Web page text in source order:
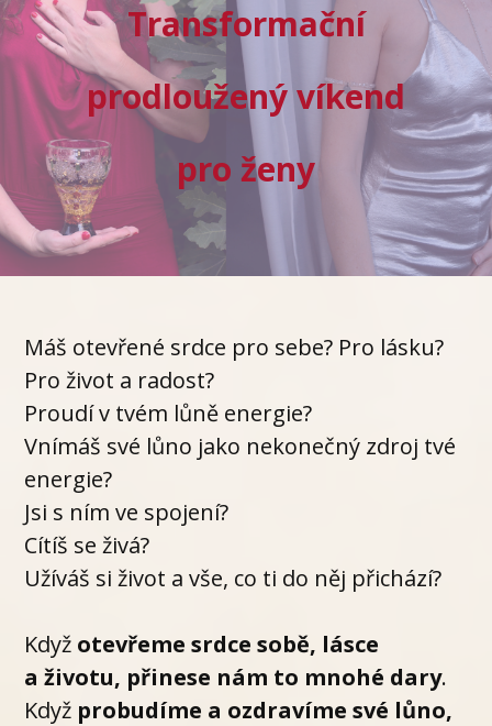
Transformační
prodloužený víkend
pro ženy
Máš otevřené srdce pro sebe? Pro lásku?
Pro život a radost?
Proudí v tvém lůně energie?
Vnímáš své lůno jako nekonečný zdroj tvé
energie?
Jsi s ním ve spojení?
Cítíš se živá?
Užíváš si život a vše, co ti do něj přichází?
Když otevřeme srdce sobě, lásce
a životu, přinese nám to mnohé dary.
Když probudíme a ozdravíme své lůno,